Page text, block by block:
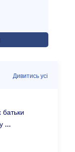
Дивитись усі
батьки